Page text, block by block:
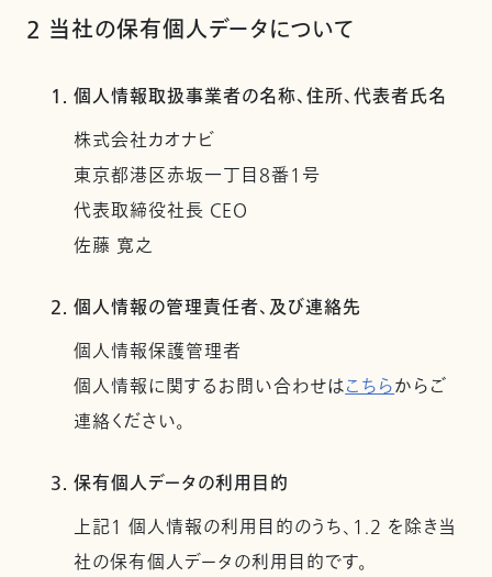
2 当社の保有個人データについて
1. 個人情報取扱事業者の名称、住所、代表者氏名
株式会社カオナビ
東京都港区赤坂一丁目8番1号
代表取締役社長 CEO
佐藤 寛之
2. 個人情報の管理責任者、及び連絡先
個人情報保護管理者
個人情報に関するお問い合わせはこちらからご
連絡ください。
3. 保有個人データの利用目的
上記１ 個人情報の利用目的のうち、1.2 を除き当
社の保有個人データの利用目的です。